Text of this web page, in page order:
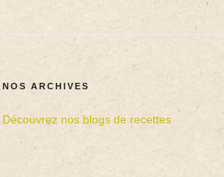
NOS ARCHIVES
Découvrez nos blogs de recettes